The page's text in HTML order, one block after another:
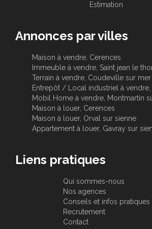
Estimation
Annonces par villes
Maison à vendre, Cerences
Immeuble à vendre, Saint jean le
Terrain à vendre, Coudeville sur mer
Entrepôt / Local industriel à
Mobil Home à vendre, Montmartin
Maison à louer, Cerences
Maison à louer, Orval sur sienne
Appartement à louer, Gavray sur
Liens pratiques
Qui sommes-nous
Nos agences
Conseils et infos pratiques
Recrutement
Contact